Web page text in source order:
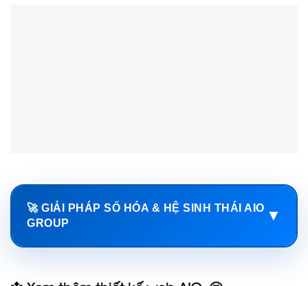
🚀 GIẢI PHÁP SỐ HÓA & HỆ SINH THÁI AIO
GROUP
▼